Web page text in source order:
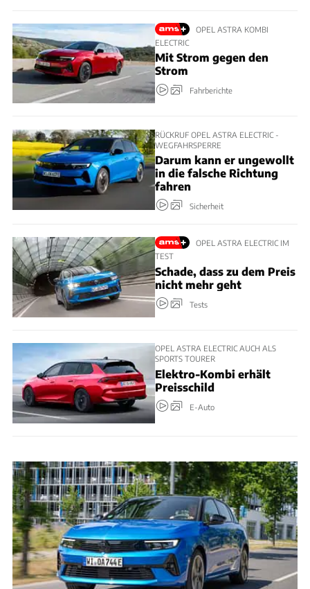
OPEL ASTRA KOMBI
ELECTRIC
Mit Strom gegen den
Strom
Fahrberichte
RÜCKRUF OPEL ASTRA ELECTRIC -
WEGFAHRSPERRE
Darum kann er ungewollt
in die falsche Richtung
fahren
Sicherheit
OPEL ASTRA ELECTRIC IM
TEST
Schade, dass zu dem Preis
nicht mehr geht
Tests
OPEL ASTRA ELECTRIC AUCH ALS
SPORTS TOURER
Elektro-Kombi erhält
Preisschild
E-Auto